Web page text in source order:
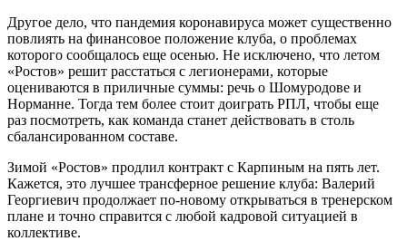
Другое дело, что пандемия коронавируса может существенно
повлиять на финансовое положение клуба, о проблемах
которого сообщалось еще осенью. Не исключено, что летом
«Ростов» решит расстаться с легионерами, которые
оцениваются в приличные суммы: речь о Шомуродове и
Норманне. Тогда тем более стоит доиграть РПЛ, чтобы еще
раз посмотреть, как команда станет действовать в столь
сбалансированном составе.
Зимой «Ростов» продлил контракт с Карпиным на пять лет.
Кажется, это лучшее трансферное решение клуба: Валерий
Георгиевич продолжает по-новому открываться в тренерском
плане и точно справится с любой кадровой ситуацией в
коллективе.